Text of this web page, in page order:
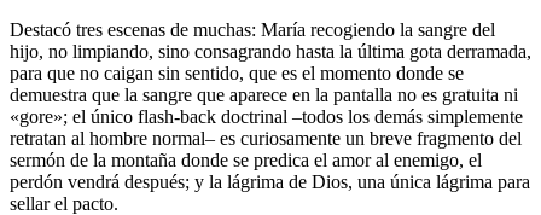
Destacó tres escenas de muchas: María recogiendo la sangre del
hijo, no limpiando, sino consagrando hasta la última gota derramada,
para que no caigan sin sentido, que es el momento donde se
demuestra que la sangre que aparece en la pantalla no es gratuita ni
«gore»; el único flash-back doctrinal –todos los demás simplemente
retratan al hombre normal– es curiosamente un breve fragmento del
sermón de la montaña donde se predica el amor al enemigo, el
perdón vendrá después; y la lágrima de Dios, una única lágrima para
sellar el pacto.